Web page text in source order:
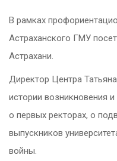
В рамках
Астраханского ГМУ
Астрахани.
Директор Центра
истории возникновения
о первых ректорах, о
выпускников
войны.